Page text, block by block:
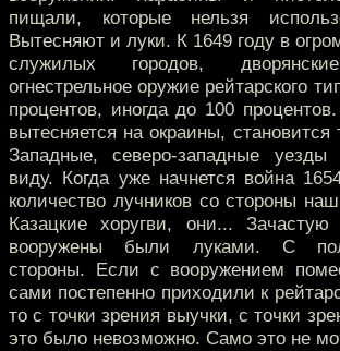
пищали, которые нельзя
Вытесняют и луки. К 1649 году в
служилых городов,
огнестрельное оружие рейтарского
процентов, иногда до 100
вытесняется на окраины, становится
Западные, северо-западные
виду. Когда уже начнется война
количество лучников со стороны
Казацкие хоругви, они...
вооружены были луками. С
стороны. Если с вооружением
сами постепенно приходили к
то с точки зрения выучки, с точки
это было невозможно. Само это не